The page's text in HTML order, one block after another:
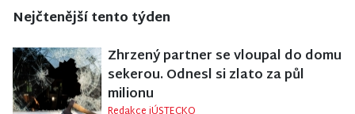
Nejčtenější tento týden
Zhrzený partner se vloupal do domu
sekerou. Odnesl si zlato za půl
milionu